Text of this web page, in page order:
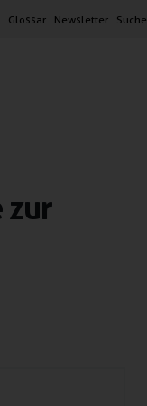
Glossar Newsletter Suche
zur